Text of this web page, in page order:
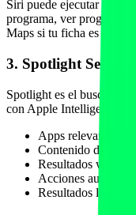
Siri puede ejecutar
programa, ver progreso).
Maps si tu ficha es buena.
3. Spotlight Search
Spotlight es el buscador
con Apple Intelligence,
Apps relevantes.
Contenido dentro
Resultados web
Acciones
Resultados locales